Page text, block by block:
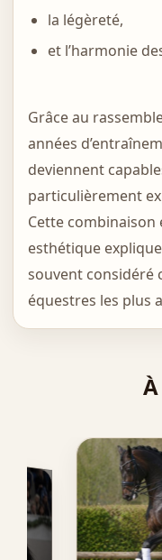
la légèreté,
et l’harmonie
Grâce au
années
deviennent
particulièrement
Cette
esthétique
souvent considéré
équestres les plus